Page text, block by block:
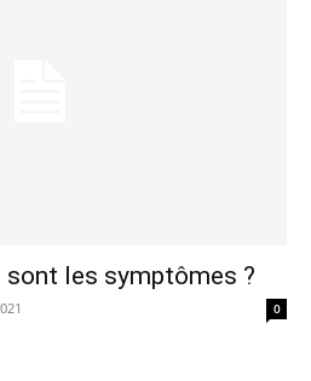
sont les symptômes ?
0